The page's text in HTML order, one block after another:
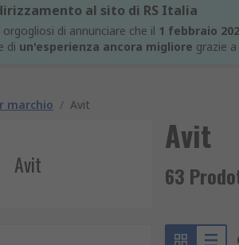
al sito di RS Italia
orgogliosi di annunciare che il 1 febbraio
di un'esperienza ancora migliore grazie
marchio / Avit
Avit
Avit
63